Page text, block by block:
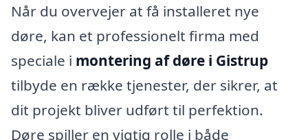
Når du overvejer at få installeret nye
døre, kan et professionelt firma med
speciale i montering af døre i Gistrup
tilbyde en række tjenester, der sikrer, at
dit projekt bliver udført til perfektion.
Døre spiller en vigtig rolle i både